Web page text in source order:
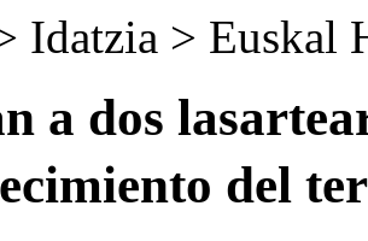
Idatzia > Euskal
a dos
del